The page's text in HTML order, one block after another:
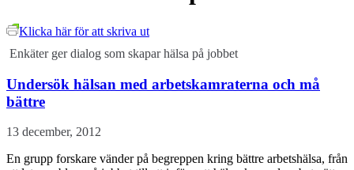
Klicka här för att skriva ut
Enkäter ger dialog som skapar hälsa på jobbet
Undersök hälsan med arbetskamraterna och må
bättre
13 december, 2012
En grupp forskare vänder på begreppen kring bättre arbetshälsa, från